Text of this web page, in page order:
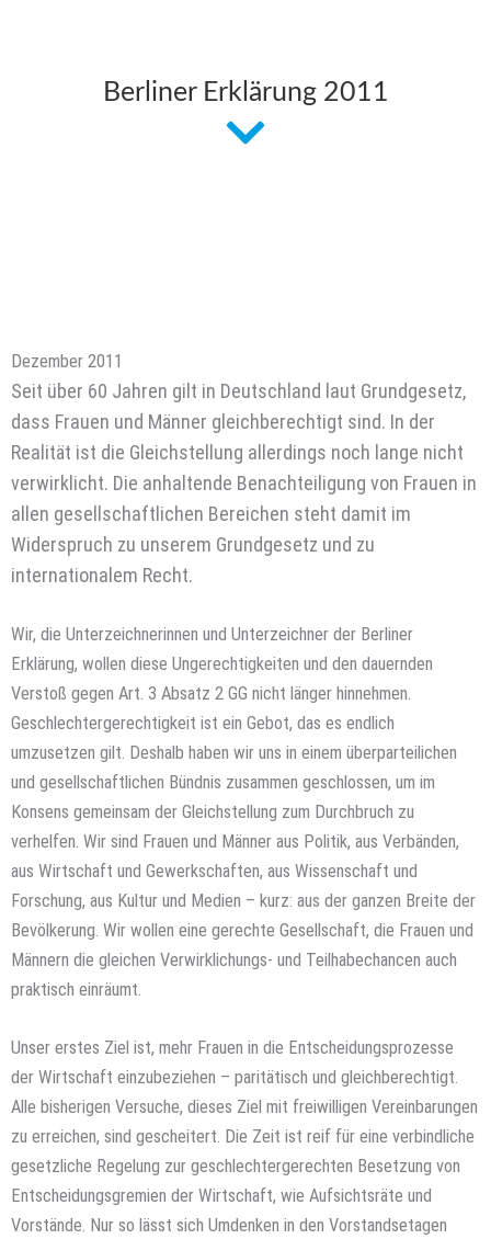
Berliner Erklärung 2011
Dezember 2011
Seit über 60 Jahren gilt in Deutschland laut Grundgesetz,
dass Frauen und Männer gleichberechtigt sind. In der
Realität ist die Gleichstellung allerdings noch lange nicht
verwirklicht. Die anhaltende Benachteiligung von Frauen in
allen gesellschaftlichen Bereichen steht damit im
Widerspruch zu unserem Grundgesetz und zu
internationalem Recht.
Wir, die Unterzeichnerinnen und Unterzeichner der Berliner
Erklärung, wollen diese Ungerechtigkeiten und den dauernden
Verstoß gegen Art. 3 Absatz 2 GG nicht länger hinnehmen.
Geschlechtergerechtigkeit ist ein Gebot, das es endlich
umzusetzen gilt. Deshalb haben wir uns in einem überparteilichen
und gesellschaftlichen Bündnis zusammen geschlossen, um im
Konsens gemeinsam der Gleichstellung zum Durchbruch zu
verhelfen. Wir sind Frauen und Männer aus Politik, aus Verbänden,
aus Wirtschaft und Gewerkschaften, aus Wissenschaft und
Forschung, aus Kultur und Medien – kurz: aus der ganzen Breite der
Bevölkerung. Wir wollen eine gerechte Gesellschaft, die Frauen und
Männern die gleichen Verwirklichungs- und Teilhabechancen auch
praktisch einräumt.
Unser erstes Ziel ist, mehr Frauen in die Entscheidungsprozesse
der Wirtschaft einzubeziehen – paritätisch und gleichberechtigt.
Alle bisherigen Versuche, dieses Ziel mit freiwilligen Vereinbarungen
zu erreichen, sind gescheitert. Die Zeit ist reif für eine verbindliche
gesetzliche Regelung zur geschlechtergerechten Besetzung von
Entscheidungsgremien der Wirtschaft, wie Aufsichtsräte und
Vorstände. Nur so lässt sich Umdenken in den Vorstandsetagen